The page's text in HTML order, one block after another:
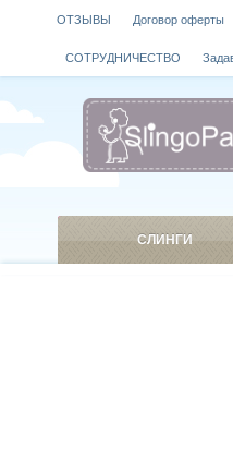
ОТЗЫВЫ Договор оферты
СОТРУДНИЧЕСТВО
СЛИНГИ